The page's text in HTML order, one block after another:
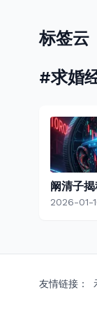
标签云
#求婚
阚清子
2026-01-
友情链接：